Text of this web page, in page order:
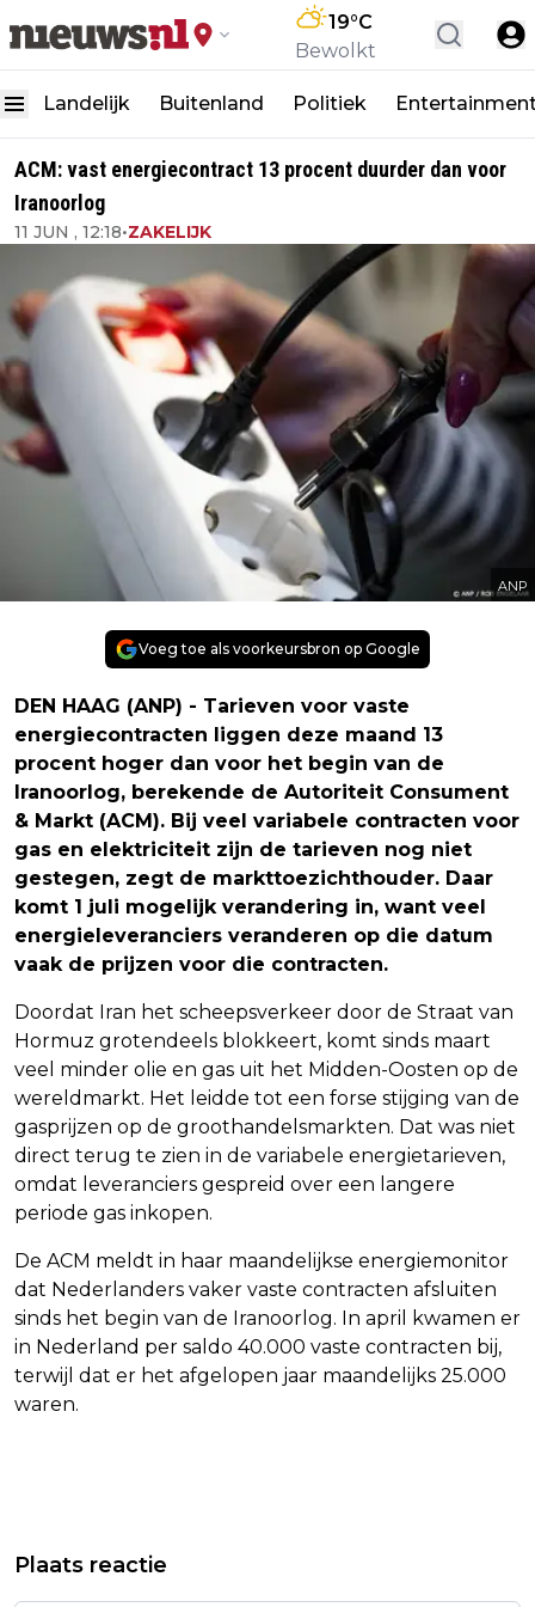
19°C
Bewolkt
Landelijk Buitenland Politiek
ACM: vast energiecontract 13 procent duurder dan voor
Iranoorlog
11 JUN , 12:18•ZAKELIJK
ANP
Voeg toe als voorkeursbron op Google
DEN HAAG (ANP) - Tarieven voor vaste
energiecontracten liggen deze maand 13
procent hoger dan voor het begin van de
Iranoorlog, berekende de Autoriteit Consument
& Markt (ACM). Bij veel variabele contracten voor
gas en elektriciteit zijn de tarieven nog niet
gestegen, zegt de markttoezichthouder. Daar
komt 1 juli mogelijk verandering in, want veel
energieleveranciers veranderen op die datum
vaak de prijzen voor die contracten.
Doordat Iran het scheepsverkeer door de Straat van
Hormuz grotendeels blokkeert, komt sinds maart
veel minder olie en gas uit het Midden-Oosten op de
wereldmarkt. Het leidde tot een forse stijging van de
gasprijzen op de groothandelsmarkten. Dat was niet
direct terug te zien in de variabele energietarieven,
omdat leveranciers gespreid over een langere
periode gas inkopen.
De ACM meldt in haar maandelijkse energiemonitor
dat Nederlanders vaker vaste contracten afsluiten
sinds het begin van de Iranoorlog. In april kwamen er
in Nederland per saldo 40.000 vaste contracten bij,
terwijl dat er het afgelopen jaar maandelijks 25.000
waren.
NIEUWE RELLEN IN NOORD-IERLAND
CHRISSY TEIGEN ROUWT OM
Plaats reactie